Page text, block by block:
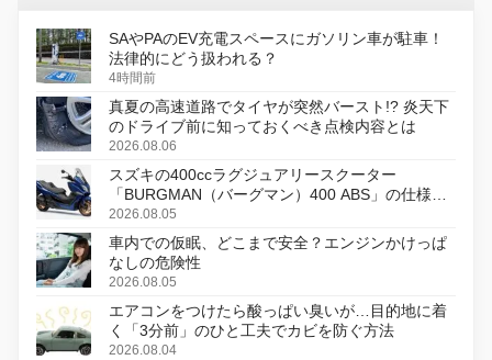
SAやPAのEV充電スペースにガソリン車が駐車！
法律的にどう扱われる？
4時間前
真夏の高速道路でタイヤが突然バースト!? 炎天下
のドライブ前に知っておくべき点検内容とは
2026.08.06
スズキの400ccラグジュアリースクーター
「BURGMAN（バーグマン）400 ABS」の仕様を
変更し、8月18日に発売
2026.08.05
車内での仮眠、どこまで安全？エンジンかけっぱ
なしの危険性
2026.08.05
エアコンをつけたら酸っぱい臭いが…目的地に着
く「3分前」のひと工夫でカビを防ぐ方法
2026.08.04